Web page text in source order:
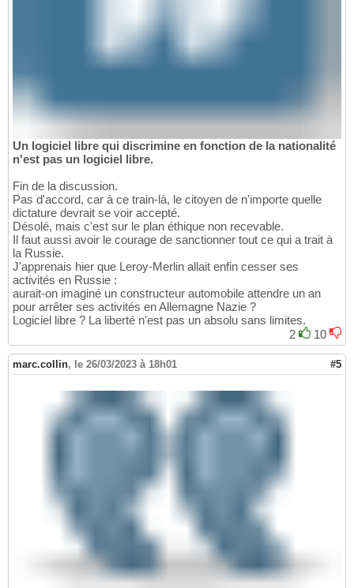
Un logiciel libre qui discrimine en fonction de la nationalité
n'est pas un logiciel libre.
Fin de la discussion.
Pas d'accord, car à ce train-là, le citoyen de n'importe quelle
dictature devrait se voir accepté.
Désolé, mais c'est sur le plan éthique non recevable.
Il faut aussi avoir le courage de sanctionner tout ce qui a trait à
la Russie.
J'apprenais hier que Leroy-Merlin allait enfin cesser ses
activités en Russie :
aurait-on imaginé un constructeur automobile attendre un an
pour arrêter ses activités en Allemagne Nazie ?
Logiciel libre ? La liberté n'est pas un absolu sans limites.
2
10
marc.collin, le 26/03/2023 à 18h01 #5